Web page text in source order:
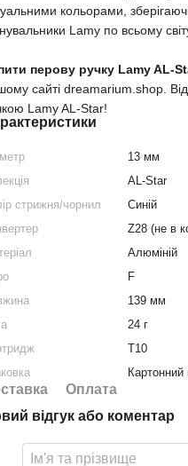
кольорами,
Lamy по всьому
перову ручку Lamy AL-
сайті dreamarium.shop.
Lamy AL-Star!
13 мм
AL-Star
стрижня/чорнил
Синій
Z28 (не в
Алюміній
F
139 мм
24 г
T10
Картонний
Оплата
відгук або коментар